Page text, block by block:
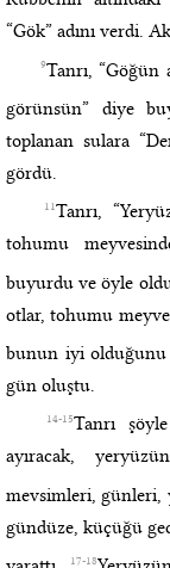
“Gök” adını verdi.
9Tanrı,
görünsün” diye
toplanan sulara
gördü.
11Tanrı,
tohumu
buyurdu ve öyle
otlar, tohumu
bunun iyi olduğunu
gün oluştu.
14-15Tanrı
ayıracak,
mevsimleri, günleri,
gündüze, küçüğü
17-18